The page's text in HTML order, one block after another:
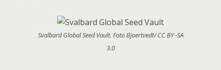
Svalbard Global Seed Vault. Foto Bjoertvedt/ CC BY -SA
3.0